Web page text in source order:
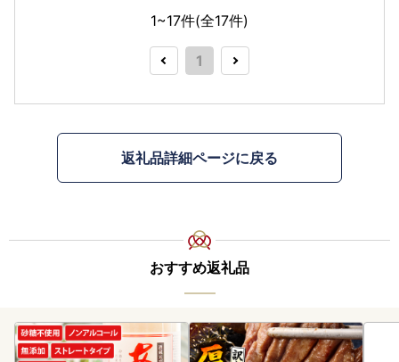
1~17件(全17件)
1
返礼品詳細ページに戻る
おすすめ返礼品